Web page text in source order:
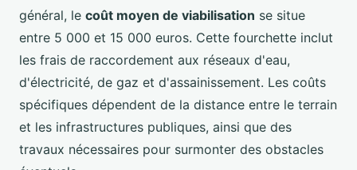
général, le coût moyen de viabilisation se situe
entre 5 000 et 15 000 euros. Cette fourchette inclut
les frais de raccordement aux réseaux d'eau,
d'électricité, de gaz et d'assainissement. Les coûts
spécifiques dépendent de la distance entre le terrain
et les infrastructures publiques, ainsi que des
travaux nécessaires pour surmonter des obstacles